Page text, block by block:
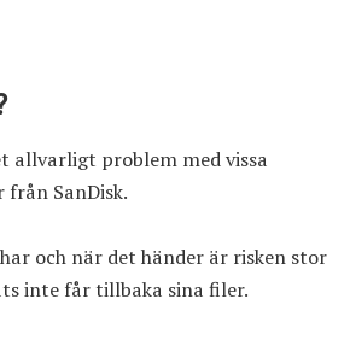
allvarligt problem med vissa
SanDisk.
och när det händer är risken stor
inte får tillbaka sina filer.